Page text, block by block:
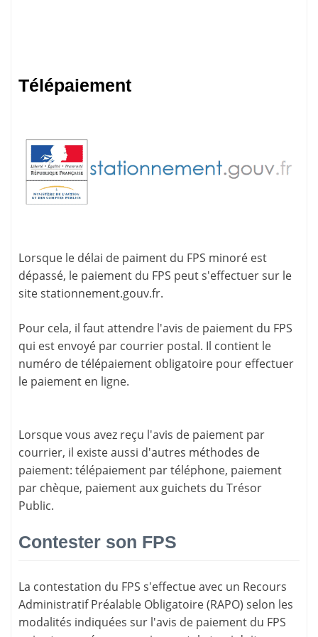
Télépaiement
Lorsque le délai de paiment du FPS minoré est
dépassé, le paiement du FPS peut s'effectuer sur le
sitestationnement.gouv.fr.
Pour cela, il faut attendre l'avis de paiement du FPS
qui est envoyé par courrier postal. Il contient le
numéro de télépaiement obligatoire pour effectuer
le paiement en ligne.
Lorsque vous avez reçu l'avis de paiement par
courrier, il existe aussi d'autres méthodes de
paiement: télépaiement par téléphone, paiement
par chèque, paiement aux guichets du Trésor
Public.
Contester son FPS
La contestation du FPS s'effectue avec un Recours
Administratif Préalable Obligatoire (RAPO) selon les
modalités indiquées sur l'avis de paiement du FPS